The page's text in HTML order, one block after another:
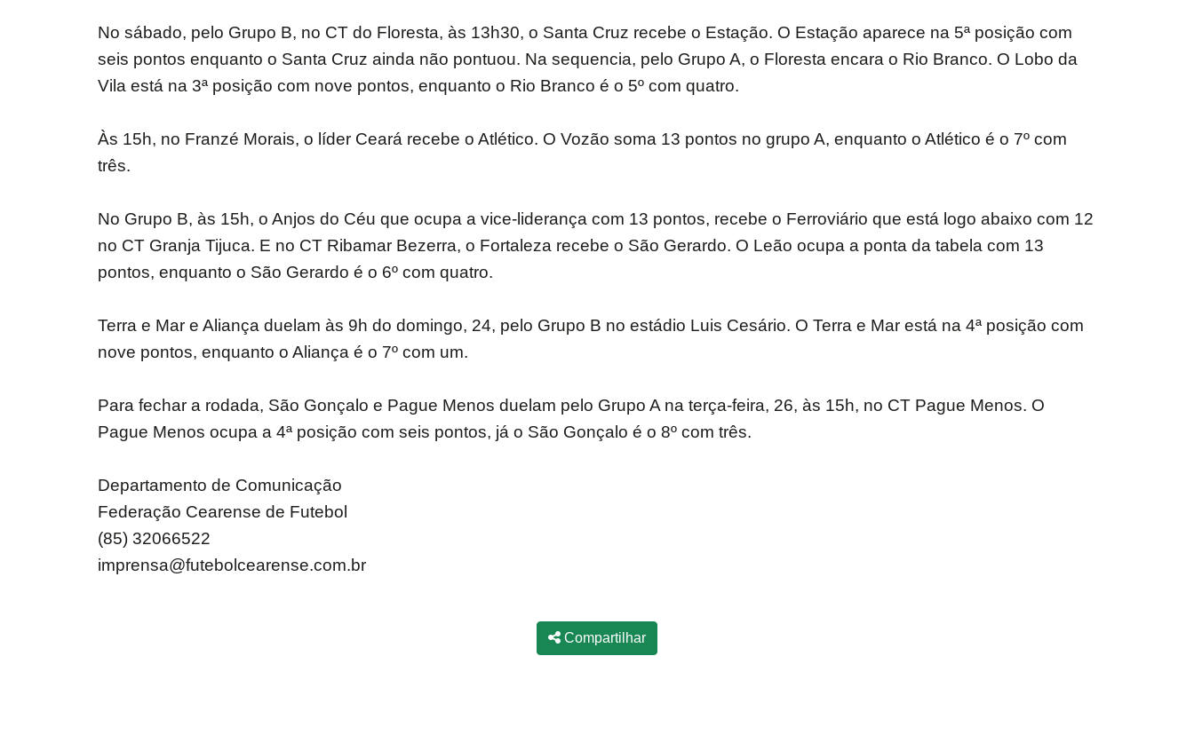
No sábado, pelo Grupo B, no CT do Floresta, às 13h30, o Santa Cruz recebe o Estação. O Estação aparece na 5ª posição com
seis pontos enquanto o Santa Cruz ainda não pontuou. Na sequencia, pelo Grupo A, o Floresta encara o Rio Branco. O Lobo da
Vila está na 3ª posição com nove pontos, enquanto o Rio Branco é o 5º com quatro.
Às 15h, no Franzé Morais, o líder Ceará recebe o Atlético. O Vozão soma 13 pontos no grupo A, enquanto o Atlético é o 7º com
três.
No Grupo B, às 15h, o Anjos do Céu que ocupa a vice-liderança com 13 pontos, recebe o Ferroviário que está logo abaixo com 12
no CT Granja Tijuca. E no CT Ribamar Bezerra, o Fortaleza recebe o São Gerardo. O Leão ocupa a ponta da tabela com 13
pontos, enquanto o São Gerardo é o 6º com quatro.
Terra e Mar e Aliança duelam às 9h do domingo, 24, pelo Grupo B no estádio Luis Cesário. O Terra e Mar está na 4ª posição com
nove pontos, enquanto o Aliança é o 7º com um.
Para fechar a rodada, São Gonçalo e Pague Menos duelam pelo Grupo A na terça-feira, 26, às 15h, no CT Pague Menos. O
Pague Menos ocupa a 4ª posição com seis pontos, já o São Gonçalo é o 8º com três.
Departamento de Comunicação
Federação Cearense de Futebol
(85) 32066522
imprensa@futebolcearense.com.br
Compartilhar